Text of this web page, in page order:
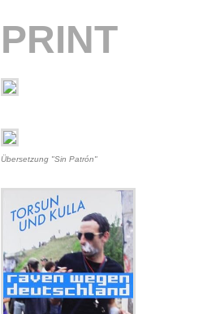
PRINT
Übersetzung "Sin Patrón"